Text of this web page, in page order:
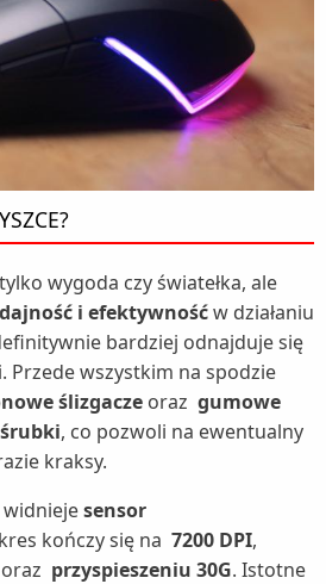
wygoda czy światełka, ale
i efektywnośćw działaniu
bardziej odnajduje się
wszystkim na spodzie
ślizgacze oraz gumowe
, co pozwoli na ewentualny
kraksy.
sensor
kończy się na 7200 DPI,
oraz przyspieszeniu 30G. Istotne